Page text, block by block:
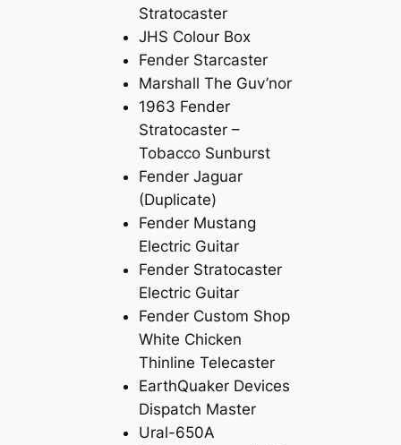
Stratocaster
JHS Colour Box
Fender Starcaster
Marshall The Guv’nor
1963 Fender
Stratocaster –
Tobacco Sunburst
Fender Jaguar
(Duplicate)
Fender Mustang
Electric Guitar
Fender Stratocaster
Electric Guitar
Fender Custom Shop
White Chicken
Thinline Telecaster
EarthQuaker Devices
Dispatch Master
Ural-650A